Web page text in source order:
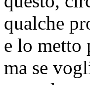
qualche
e lo metto
ma se